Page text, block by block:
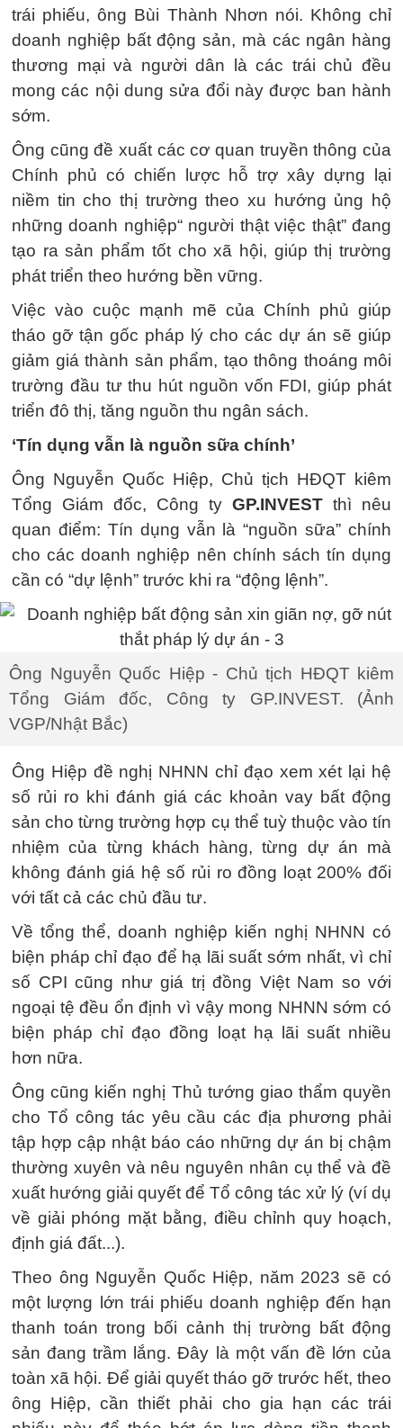
trái phiếu, ông Bùi Thành Nhơn nói. Không chỉ
doanh nghiệp bất động sản, mà các ngân hàng
thương mại và người dân là các trái chủ đều
mong các nội dung sửa đổi này được ban hành
sớm.
Ông cũng đề xuất các cơ quan truyền thông của
Chính phủ có chiến lược hỗ trợ xây dựng lại
niềm tin cho thị trường theo xu hướng ủng hộ
những doanh nghiệp“ người thật việc thật” đang
tạo ra sản phẩm tốt cho xã hội, giúp thị trường
phát triển theo hướng bền vững.
Việc vào cuộc mạnh mẽ của Chính phủ giúp
tháo gỡ tận gốc pháp lý cho các dự án sẽ giúp
giảm giá thành sản phẩm, tạo thông thoáng môi
trường đầu tư thu hút nguồn vốn FDI, giúp phát
triển đô thị, tăng nguồn thu ngân sách.
‘Tín dụng vẫn là nguồn sữa chính’
Ông Nguyễn Quốc Hiệp, Chủ tịch HĐQT kiêm
Tổng Giám đốc, Công ty GP.INVEST thì nêu
quan điểm: Tín dụng vẫn là “nguồn sữa” chính
cho các doanh nghiệp nên chính sách tín dụng
cần có “dự lệnh” trước khi ra “động lệnh”.
Ông Nguyễn Quốc Hiệp - Chủ tịch HĐQT kiêm
Tổng Giám đốc, Công ty GP.INVEST. (Ảnh
VGP/Nhật Bắc)
Ông Hiệp đề nghị NHNN chỉ đạo xem xét lại hệ
số rủi ro khi đánh giá các khoản vay bất động
sản cho từng trường hợp cụ thể tuỳ thuộc vào tín
nhiệm của từng khách hàng, từng dự án mà
không đánh giá hệ số rủi ro đồng loạt 200% đối
với tất cả các chủ đầu tư.
Về tổng thể, doanh nghiệp kiến nghị NHNN có
biện pháp chỉ đạo để hạ lãi suất sớm nhất, vì chỉ
số CPI cũng như giá trị đồng Việt Nam so với
ngoại tệ đều ổn định vì vậy mong NHNN sớm có
biện pháp chỉ đạo đồng loạt hạ lãi suất nhiều
hơn nữa.
Ông cũng kiến nghị Thủ tướng giao thẩm quyền
cho Tổ công tác yêu cầu các địa phương phải
tập hợp cập nhật báo cáo những dự án bị chậm
thường xuyên và nêu nguyên nhân cụ thể và đề
xuất hướng giải quyết để Tổ công tác xử lý (ví dụ
về giải phóng mặt bằng, điều chỉnh quy hoạch,
định giá đất...).
Theo ông Nguyễn Quốc Hiệp, năm 2023 sẽ có
một lượng lớn trái phiếu doanh nghiệp đến hạn
thanh toán trong bối cảnh thị trường bất động
sản đang trầm lắng. Đây là một vấn đề lớn của
toàn xã hội. Để giải quyết tháo gỡ trước hết, theo
ông Hiệp, cần thiết phải cho gia hạn các trái